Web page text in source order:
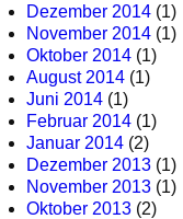
Dezember 2014 (1)
November 2014 (1)
Oktober 2014 (1)
August 2014 (1)
Juni 2014 (1)
Februar 2014 (1)
Januar 2014 (2)
Dezember 2013 (1)
November 2013 (1)
Oktober 2013 (2)